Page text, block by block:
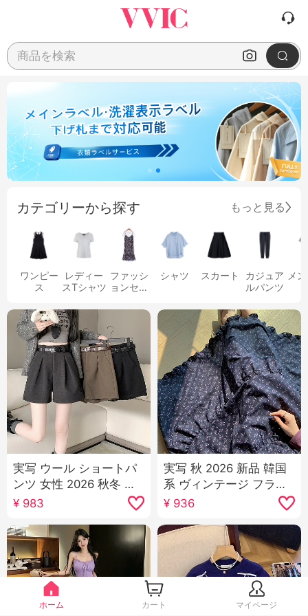
商品を検索
カテゴリーから探す もっと見る
ワンピー
ス
レディー
スTシャツ
ファッシ
ョンセッ
シャツ スカート
カジュア
ルパンツ
メ
実写 ウール ショートパ
ンツ 女性 2026 秋冬 新
品 ハイウエスト ワイド
パンツ 無地 ブーツカッ
トパンツ シンプル カジ
ュアル ズボン
¥ 983
実写 秋 2026 新品 韓国
系 ヴィンテージ フラワ
ープリント スカート 女
ンスカート カジュアル
ルーズ 風 ロングスカー
ト
¥ 936
ホーム カート マイページ